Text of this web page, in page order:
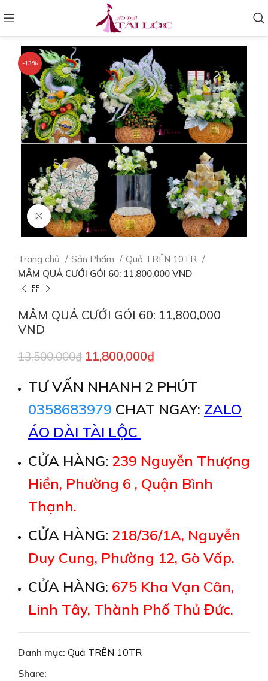
-13%
Click to enlarge
Trang chủ Sản Phẩm
Quả TRÊN 10TR
MÂM QUẢ CƯỚI GÓI 60: 11,800,000 VND
MÂM QUẢ CƯỚI GÓI 60: 11,800,000
VND
13,500,000₫ 11,800,000₫
TƯ VẤN NHANH 2 PHÚT
0358683979 CHAT NGAY: ZALO
ÁO DÀI TÀI LỘC
CỬA HÀNG: 239 Nguyễn Thượng
Hiền, Phường 6 , Quận Bình
Thạnh.
CỬA HÀNG: 218/36/1A, Nguyễn
Duy Cung, Phường 12, Gò Vấp.
CỬA HÀNG: 675 Kha Vạn Cân,
Linh Tây, Thành Phố Thủ Đức.
Danh mục: Quả TRÊN 10TR
Share: